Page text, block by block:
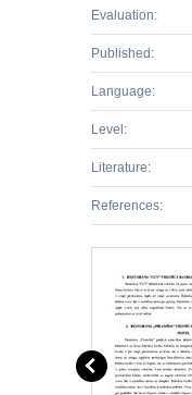
Evaluation:
Published:
Language:
Level:
Literature:
References: